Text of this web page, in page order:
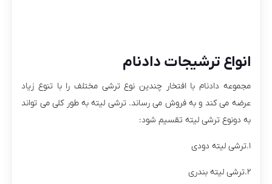
انواع ترشیجات دادنام
مجموعه دادنام با افتخار چندین نوع ترشی مختلف را با تنوع زیاد
عرضه می کند و به فروش می رساند. ترشی لیته به طور کلی می تواند
به دونوع ترشی لیته تقسیم شود:
۱.ترشی لیته دودی
۲.ترشی لیته بندری